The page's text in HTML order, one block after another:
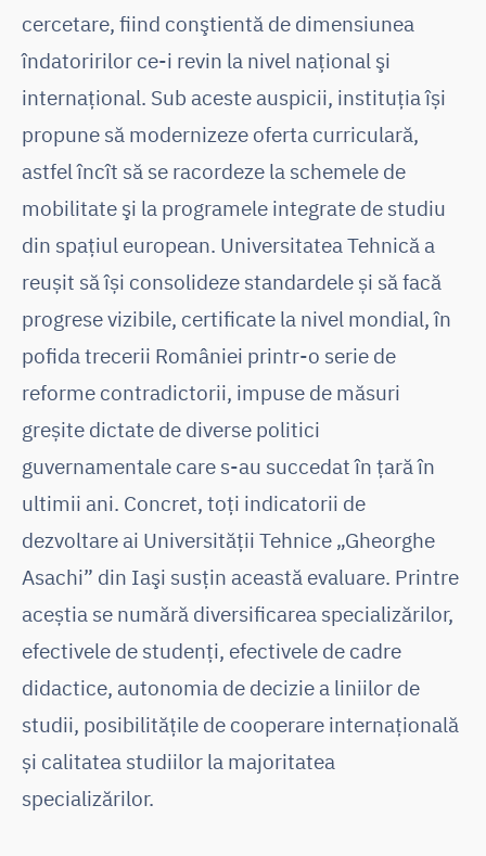
cercetare, fiind conştientă de dimensiunea
îndatoririlor ce-i revin la nivel naţional şi
internaţional. Sub aceste auspicii, instituția își
propune să modernizeze oferta curriculară,
astfel încît să se racordeze la schemele de
mobilitate şi la programele integrate de studiu
din spațiul european. Universitatea Tehnică a
reușit să își consolideze standardele și să facă
progrese vizibile, certificate la nivel mondial, în
pofida trecerii României printr-o serie de
reforme contradictorii, impuse de măsuri
greșite dictate de diverse politici
guvernamentale care s-au succedat în țară în
ultimii ani. Concret, toţi indicatorii de
dezvoltare ai Universităţii Tehnice „Gheorghe
Asachi” din Iaşi susţin această evaluare. Printre
aceștia se numără diversificarea specializărilor,
efectivele de studenţi, efectivele de cadre
didactice, autonomia de decizie a liniilor de
studii, posibilităţile de cooperare internaţională
și calitatea studiilor la majoritatea
specializărilor.